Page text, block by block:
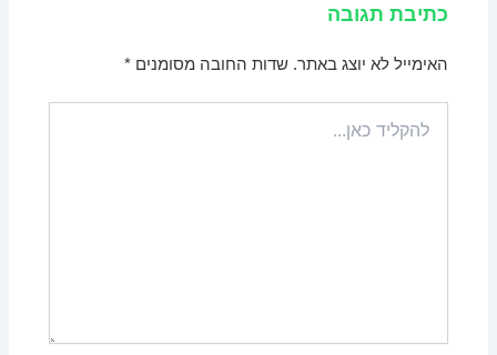
כתיבת תגובה
האימייל לא יוצג באתר. שדות החובה מסומנים*
כאן...